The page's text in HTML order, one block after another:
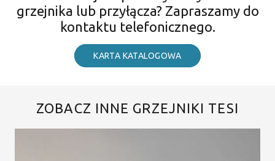
grzejnika lub przyłącza? Zapraszamy do
kontaktu telefonicznego.
KARTA KATALOGOWA
ZOBACZ INNE GRZEJNIKI TESI